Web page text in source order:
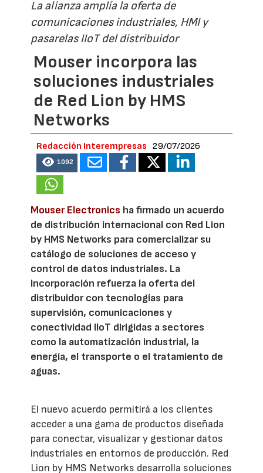
La alianza amplía la oferta de
comunicaciones industriales, HMI y
pasarelas IIoT del distribuidor
Mouser incorpora las
soluciones industriales
de Red Lion by HMS
Networks
Redacción Interempresas 29/07/2026
1092
Mouser Electronics ha firmado un acuerdo
de distribución internacional con Red Lion
by HMS Networks para comercializar su
catálogo de soluciones de acceso y
control de datos industriales. La
incorporación refuerza la oferta del
distribuidor con tecnologías para
supervisión, comunicaciones y
conectividad IIoT dirigidas a sectores
como la automatización industrial, la
energía, el transporte o el tratamiento de
aguas.
El nuevo acuerdo permitirá a los clientes
acceder a una gama de productos diseñada
para conectar, visualizar y gestionar datos
industriales en entornos de producción. Red
Lion by HMS Networks desarrolla soluciones